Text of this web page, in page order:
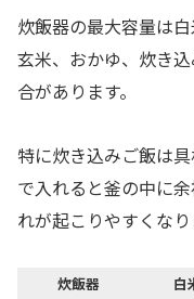
炊飯器の最大容量は
玄米、おかゆ、炊き
合があります。
特に炊き込みご飯は
で入れると釜の中に
れが起こりやすくなり
炊飯器 白